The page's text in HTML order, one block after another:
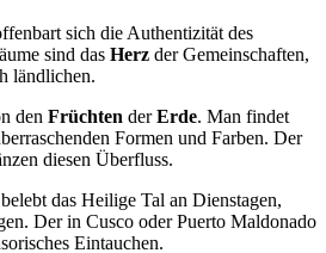
sich die Authentizität des
sind das Herz der Gemeinschaften,
ländlichen.
den Früchten derErde. Man findet
Formen und Farben. Der
diesen Überfluss.
das Heilige Tal an Dienstagen,
Der in Cusco oder Puerto Maldonado
Eintauchen.